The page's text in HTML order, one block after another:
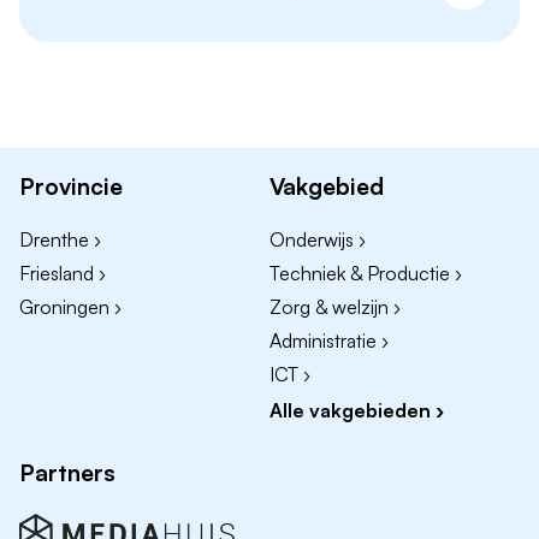
Andere leuke vacatures in Friesland
Baliemedewerker vacatures
Verkoopmedewerker vacatures
Gastvrouw/gastheer vacatures
Bijbanen en studentenbanen
Provincie
Drenthe ›
Friesland ›
Groningen ›
Vakgebied
Onderwijs ›
Techniek & Productie ›
Zorg & welzijn ›
Administratie ›
ICT ›
Alle vakgebieden ›
Partners